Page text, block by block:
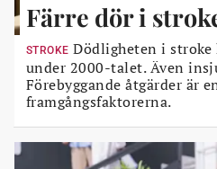
Färre dör i
STROKE Dödligheten i stroke
under 2000-talet. Även
Förebyggande åtgärder är
framgångsfaktorerna.